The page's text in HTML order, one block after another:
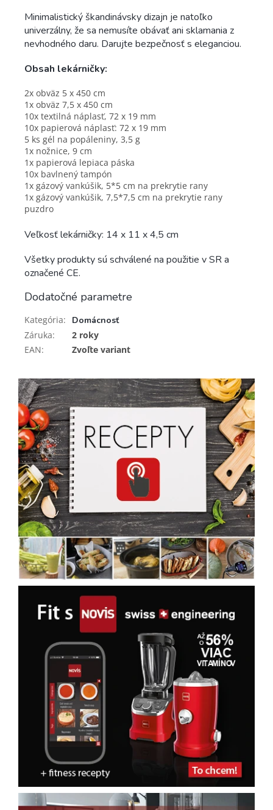
Minimalistický škandinávsky dizajn je natoľko
univerzálny, že sa nemusíte obávať ani sklamania z
nevhodného daru. Darujte bezpečnosť s eleganciou.
Obsah lekárničky:
2x obväz 5 x 450 cm
1x obväz 7,5 x 450 cm
10x textilná náplasť, 72 x 19 mm
10x papierová náplasť: 72 x 19 mm
5 ks gél na popáleniny, 3,5 g
1x nožnice, 9 cm
1x papierová lepiaca páska
10x bavlnený tampón
1x gázový vankúšik, 5*5 cm na prekrytie rany
1x gázový vankúšik, 7,5*7,5 cm na prekrytie rany
puzdro
Veľkosť lekárničky: 14 x 11 x 4,5 cm
Všetky produkty sú schválené na použitie v SR a
označené CE.
Dodatočné parametre
Kategória:
Domácnosť
Záruka:
2 roky
EAN: Zvoľte variant